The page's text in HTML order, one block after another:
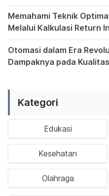
Bagi yang memiliki
Memahami Teknik
Melalui Kalkulasi Return
Kewajiban untuk
Otomasi dalam Era
Dampaknya pada
Kategori
Edukasi
Kesehatan
Olahraga